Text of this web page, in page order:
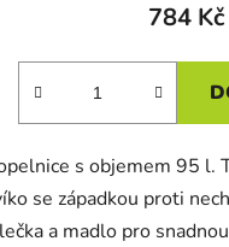
784 Kč
s objemem 95 l.
se západkou proti
a madlo pro